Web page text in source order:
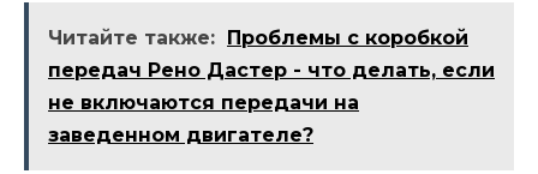
Читайте также: Проблемы с коробкой
передач Рено Дастер - что делать, если
не включаются передачи на
заведенном двигателе?